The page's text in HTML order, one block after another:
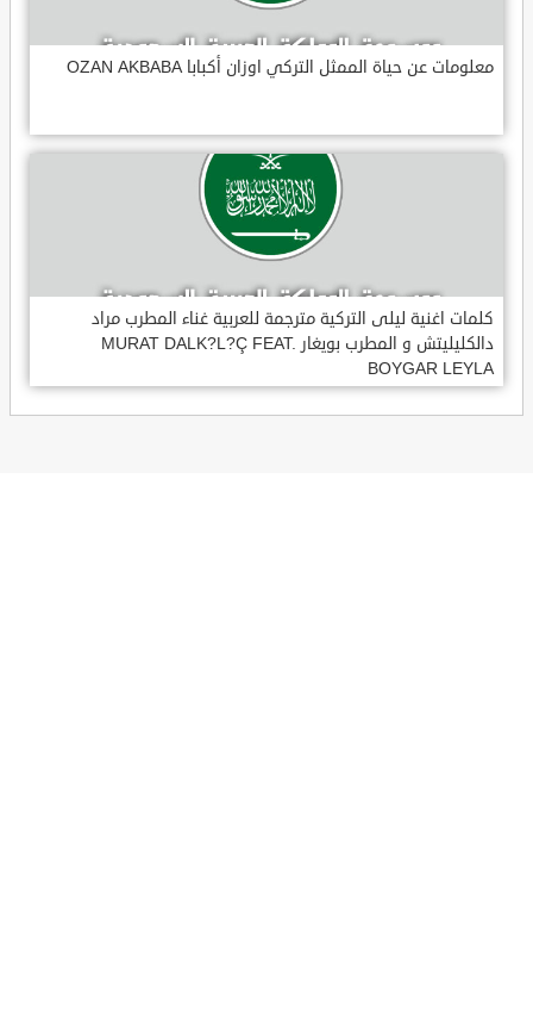
معلومات عن حياة الممثل التركي اوزان أكبابا OZAN AKBABA
كلمات اغنية ليلى التركية مترجمة للعربية غناء المطرب مراد
دالكليليتش و المطرب بويغار MURAT DALK?L?Ç FEAT.
BOYGAR LEYLA